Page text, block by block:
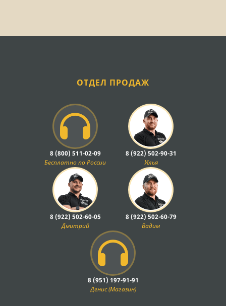
ОТДЕЛ ПРОДАЖ
8 (800) 511-02-09
Бесплатно по России
8 (922) 502-90-31
Илья
8 (922) 502-60-05
Дмитрий
8 (922) 502-60-79
Вадим
8 (951) 197-91-91
Денис (Магазин)